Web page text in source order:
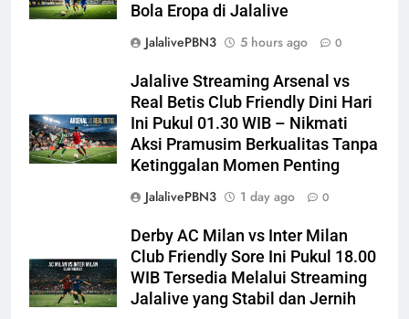
Bola Eropa di Jalalive
JalalivePBN3
5 hours ago 0
Jalalive Streaming Arsenal vs
Real Betis Club Friendly Dini Hari
Ini Pukul 01.30 WIB – Nikmati
Aksi Pramusim Berkualitas Tanpa
Ketinggalan Momen Penting
JalalivePBN3
1 day ago 0
Derby AC Milan vs Inter Milan
Club Friendly Sore Ini Pukul 18.00
WIB Tersedia Melalui Streaming
Jalalive yang Stabil dan Jernih